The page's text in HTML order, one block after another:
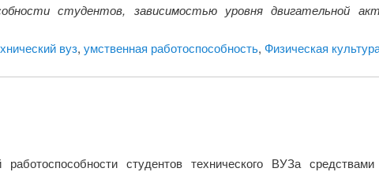
студентов, зависимостью уровня двигательной
вуз, умственная работоспособность, Физическая
студентов технического ВУЗа